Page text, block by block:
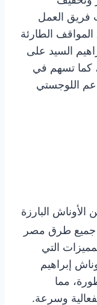
فريق العمل
المواقف الطارئة
السيد على
كما تسهم في
اللوجستي
الأوناش البارزة
جميع طرق مصر
التي
إبراهيم
مما
وسرعة.